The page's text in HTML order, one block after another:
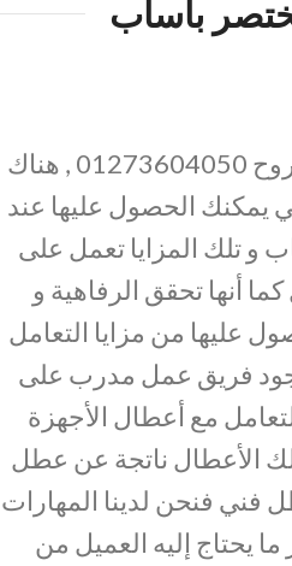
باساب
رقم صيانة باساب بمطروح 01273604050 , هناك
يمكنك الحصول عليها عند
و تلك المزايا تعمل على
أنها تحقق الرفاهية و
عليها من مزايا التعامل
فريق عمل مدرب على
مع أعطال الأجهزة
الأعطال ناتجة عن عطل
فني فنحن لدينا المهارات
يحتاج إليه العميل من